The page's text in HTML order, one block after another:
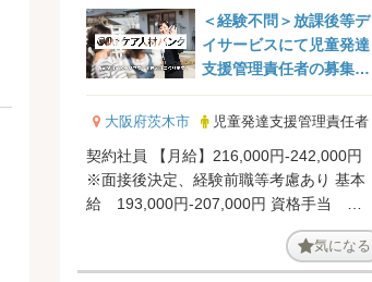
＜経験不問＞放課後等デ
イサービスにて児童発達
支援管理責任者の募集で
す@茨木市
大阪府茨木市 児童発達支援管理責任者
契約社員 【月給】216,000円-242,000円
※面接後決定、経験前職等考慮あり 基本
給 193,000円-207,000円 資格手当
気になる